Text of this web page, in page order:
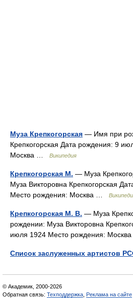
Муза Крепкогорская — Имя при
Крепкогорская Дата рождения: 9
Москва …
Википедия
Крепкогорская М. — Муза
Муза Викторовна Крепкогорская
Место рождения: Москва …
Крепкогорская М. В. — Муза
рождении: Муза Викторовна
июля 1924 Место рождения:
Список заслуженных артистов
© Академик, 2000-2026
Обратная связь: Техподдержка Реклама на сайте